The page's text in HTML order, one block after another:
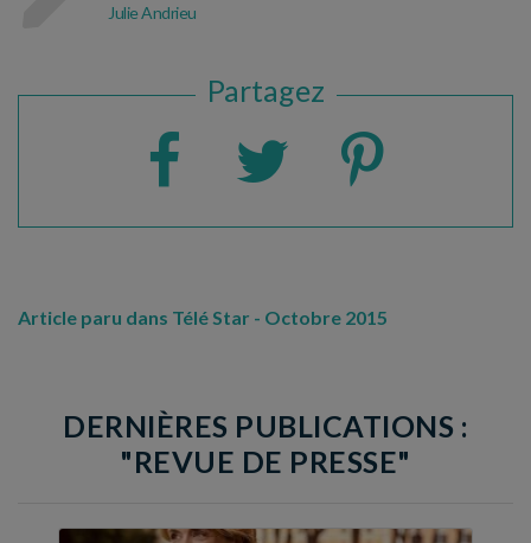
Julie Andrieu
Partagez
Article paru dans Télé Star - Octobre 2015
DERNIÈRES PUBLICATIONS :
"REVUE DE PRESSE"